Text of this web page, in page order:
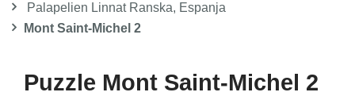
Palapelien Linnat Ranska, Espanja
Mont Saint-Michel 2
Puzzle Mont Saint-Michel 2